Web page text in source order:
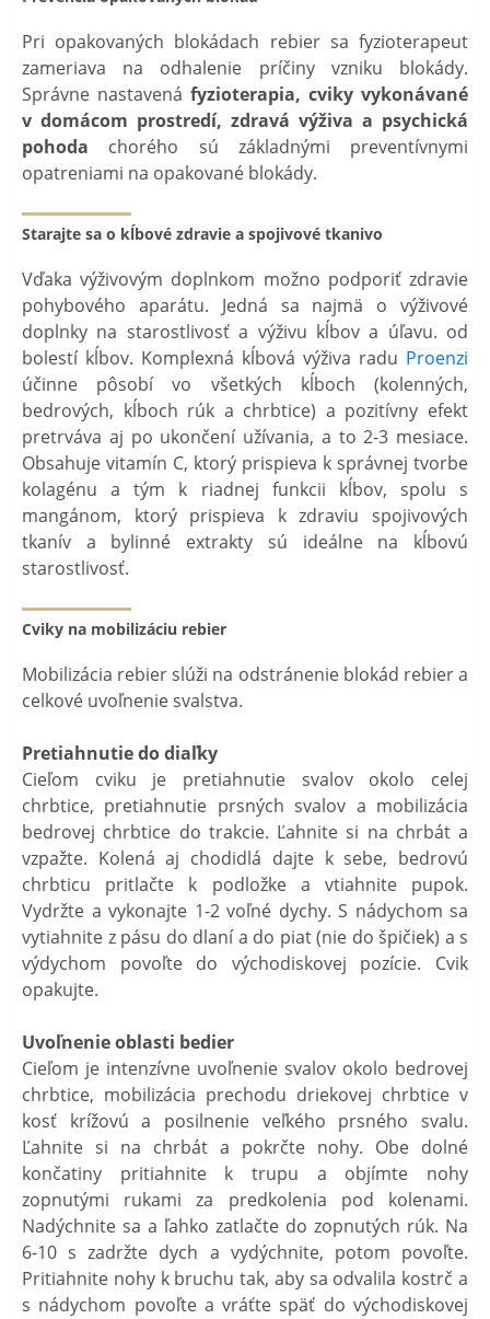
Pri opakovaných blokádach rebier sa fyzioterapeut
zameriava na odhalenie príčiny vzniku blokády.
Správne nastavená fyzioterapia, cviky vykonávané
v domácom prostredí, zdravá výživa a psychická
pohoda chorého sú základnými preventívnymi
opatreniami na opakované blokády.
Starajte sa o kĺbové zdravie a spojivové tkanivo
Vďaka výživovým doplnkom možno podporiť zdravie
pohybového aparátu. Jedná sa najmä o výživové
doplnky na starostlivosť a výživu kĺbov a úľavu. od
bolestí kĺbov. Komplexná kĺbová výživa radu Proenzi
účinne pôsobí vo všetkých kĺboch (kolenných,
bedrových, kĺboch rúk a chrbtice) a pozitívny efekt
pretrváva aj po ukončení užívania, a to 2-3 mesiace.
Obsahuje vitamín C, ktorý prispieva k správnej tvorbe
kolagénu a tým k riadnej funkcii kĺbov, spolu s
mangánom, ktorý prispieva k zdraviu spojivových
tkanív a bylinné extrakty sú ideálne na kĺbovú
starostlivosť.
Cviky na mobilizáciu rebier
Mobilizácia rebier slúži na odstránenie blokád rebier a
celkové uvoľnenie svalstva.
Pretiahnutie do diaľky
Cieľom cviku je pretiahnutie svalov okolo celej
chrbtice, pretiahnutie prsných svalov a mobilizácia
bedrovej chrbtice do trakcie. Ľahnite si na chrbát a
vzpažte. Kolená aj chodidlá dajte k sebe, bedrovú
chrbticu pritlačte k podložke a vtiahnite pupok.
Vydržte a vykonajte 1-2 voľné dychy. S nádychom sa
vytiahnite z pásu do dlaní a do piat (nie do špičiek) a s
výdychom povoľte do východiskovej pozície. Cvik
opakujte.
Uvoľnenie oblasti bedier
Cieľom je intenzívne uvoľnenie svalov okolo bedrovej
chrbtice, mobilizácia prechodu driekovej chrbtice v
kosť krížovú a posilnenie veľkého prsného svalu.
Ľahnite si na chrbát a pokrčte nohy. Obe dolné
končatiny pritiahnite k trupu a objímte nohy
zopnutými rukami za predkolenia pod kolenami.
Nadýchnite sa a ľahko zatlačte do zopnutých rúk. Na
6-10 s zadržte dych a vydýchnite, potom povoľte.
Pritiahnite nohy k bruchu tak, aby sa odvalila kostrč a
s nádychom povoľte a vráťte späť do východiskovej